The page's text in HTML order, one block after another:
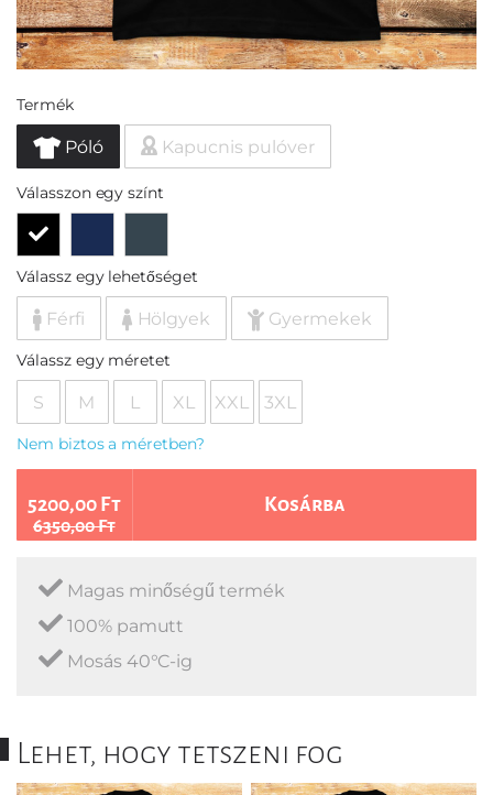
Termék
Póló Kapucnis pulóver
Válasszon egy színt
Válassz egy lehetőséget
Férfi Hölgyek Gyermekek
Válassz egy méretet
S M L XL XXL 3XL
Nem biztos a méretben?
5200,00 Ft
6350,00 Ft
Kosárba
Magas minőségű termék
100% pamutt
Mosás 40°C-ig
Lehet, hogy tetszeni fog